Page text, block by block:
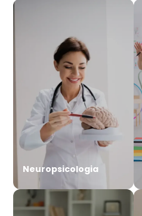
Neuropsicologia